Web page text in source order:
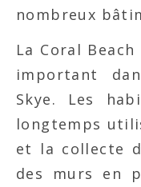
nombreux
La Coral
important
Skye. Les
longtemps
et la collecte
des murs en